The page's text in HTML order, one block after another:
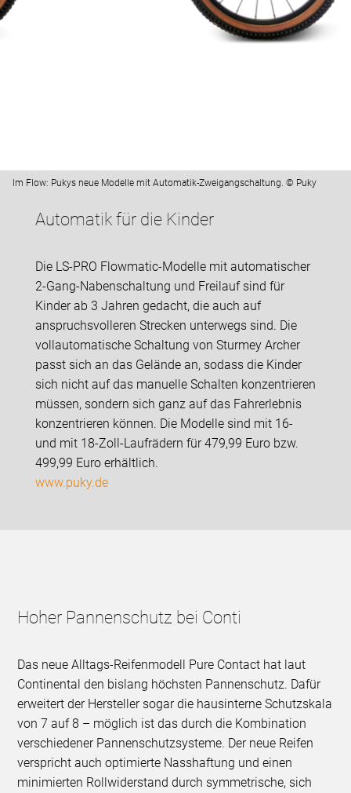
Im Flow: Pukys neue Modelle mit Automatik-Zweigangschaltung. © Puky
Automatik für die Kinder
Die LS-PRO Flowmatic-Modelle mit automatischer
2-Gang-Nabenschaltung und Freilauf sind für
Kinder ab 3 Jahren gedacht, die auch auf
anspruchsvolleren Strecken unterwegs sind. Die
vollautomatische Schaltung von Sturmey Archer
passt sich an das Gelände an, sodass die Kinder
sich nicht auf das manuelle Schalten konzentrieren
müssen, sondern sich ganz auf das Fahrerlebnis
konzentrieren können. Die Modelle sind mit 16-
und mit 18-Zoll-Laufrädern für 479,99 Euro bzw.
499,99 Euro erhältlich.
www.puky.de
Hoher Pannenschutz bei Conti
Das neue Alltags-Reifenmodell Pure Contact hat laut
Continental den bislang höchsten Pannenschutz. Dafür
erweitert der Hersteller sogar die hausinterne Schutzskala
von 7 auf 8 – möglich ist das durch die Kombination
verschiedener Pannenschutzsysteme. Der neue Reifen
verspricht auch optimierte Nasshaftung und einen
minimierten Rollwiderstand durch symmetrische, sich